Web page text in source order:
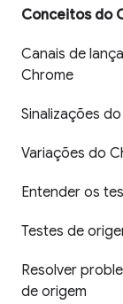
Conceitos do
Canais de
Chrome
Sinalizações
Variações do
Entender os
Testes de
Resolver
de origem